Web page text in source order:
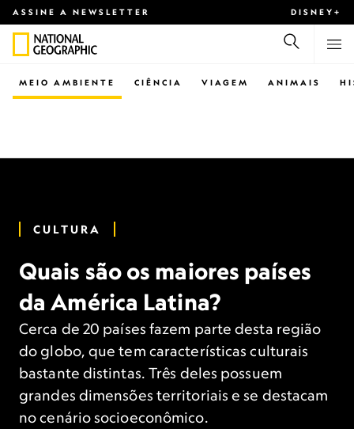
ASSINE A NEWSLETTER DISNEY+
CIÊNCIA VIAGEM ANIMAIS
MEIO AMBIENTE
CULTURA
Quais são os maiores países
da América Latina?
Cerca de 20 países fazem parte desta região
do globo, que tem características culturais
bastante distintas. Três deles possuem
grandes dimensões territoriais e se destacam
no cenário socioeconômico.